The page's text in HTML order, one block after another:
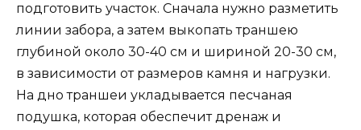
подготовить участок. Сначала нужно разметить
линии забора, а затем выкопать траншею
глубиной около 30-40 см и шириной 20-30 см,
в зависимости от размеров камня и нагрузки.
На дно траншеи укладывается песчаная
подушка, которая обеспечит дренаж и